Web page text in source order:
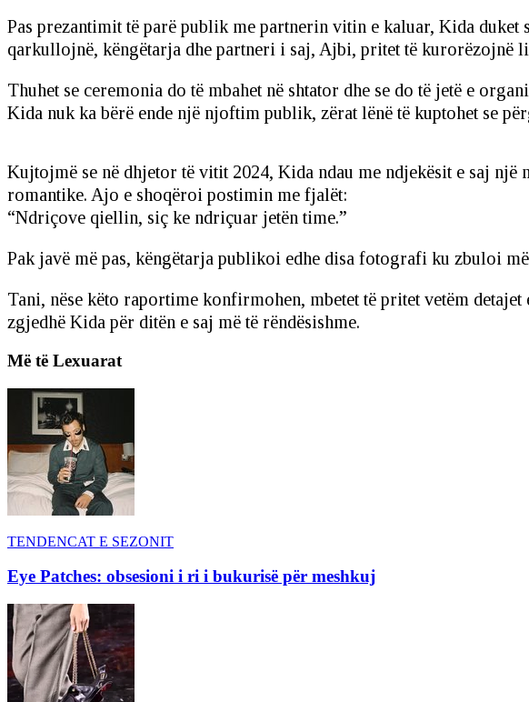
Pas prezantimit të parë publik me partnerin vitin e kaluar, Kida duket
qarkullojnë, këngëtarja dhe partneri i saj, Ajbi, pritet të kurorëzojnë
Thuhet se ceremonia do të mbahet në shtator dhe se do të jetë e
Kida nuk ka bërë ende një njoftim publik, zërat lënë të kuptohet se
Kujtojmë se në dhjetor të vitit 2024, Kida ndau me ndjekësit e saj
romantike. Ajo e shoqëroi postimin me fjalët:
“Ndriçove qiellin, siç ke ndriçuar jetën time.”
Pak javë më pas, këngëtarja publikoi edhe disa fotografi ku zbuloi
Tani, nëse këto raportime konfirmohen, mbetet të pritet vetëm
zgjedhë Kida për ditën e saj më të rëndësishme.
Më të Lexuarat
TENDENCAT E SEZONIT
Eye Patches: obsesioni i ri i bukurisë për meshkuj